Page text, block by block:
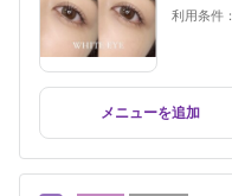
利用条件：
メニューを追加